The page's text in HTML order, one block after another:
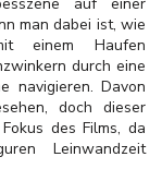
man dabei ist, wie
einem Haufen
durch eine
navigieren. Davon
doch dieser
des Films, da
Leinwandzeit